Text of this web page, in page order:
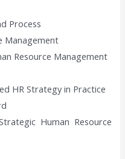
Process
Management
Resource Management
HR Strategy in Practice
Human Resource